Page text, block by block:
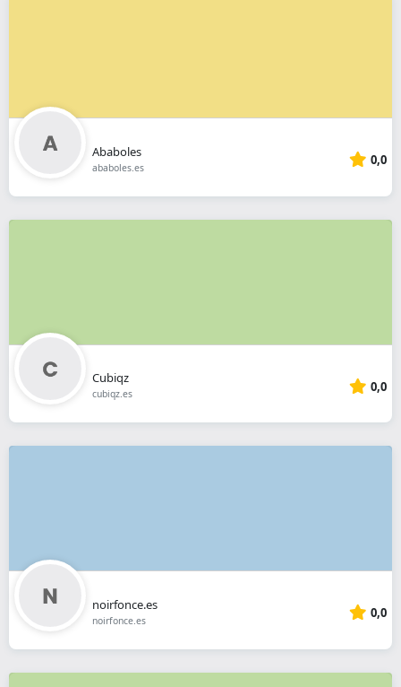
Ababoles
ababoles.es 0,0
Cubiqz
cubiqz.es 0,0
noirfonce.es
noirfonce.es 0,0